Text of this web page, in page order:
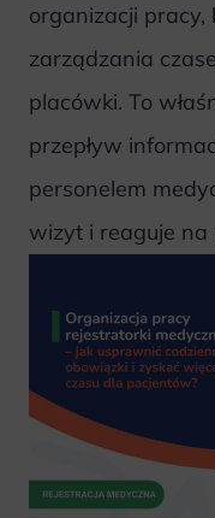
organizacji pracy,
zarządzania
placówki. To
przepływ
personelem
wizyt i reaguje na